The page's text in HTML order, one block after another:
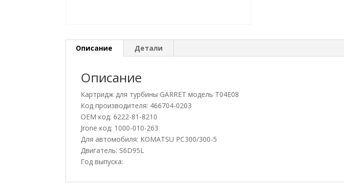
Описание Детали
Описание
Картридж для турбины GARRET модель T04E08
Код производителя: 466704-0203
OEM код: 6222-81-8210
Jrone код: 1000-010-263
Для автомобиля: KOMATSU PC300/300-5
Двигатель: S6D95L
Год выпуска: